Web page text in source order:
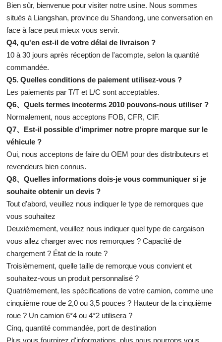
Bien sûr, bienvenue pour visiter notre usine. Nous sommes
situés à Liangshan, province du Shandong, une conversation en
face à face peut mieux vous servir.
Q4, qu'en est-il de votre délai de livraison ?
10 à 30 jours après réception de l'acompte, selon la quantité
commandée.
Q5. Quelles conditions de paiement utilisez-vous ?
Les paiements par T/T et L/C sont acceptables.
Q6、Quels termes incoterms 2010 pouvons-nous utiliser ?
Normalement, nous acceptons FOB, CFR, CIF.
Q7、Est-il possible d’imprimer notre propre marque sur le
véhicule ?
Oui, nous acceptons de faire du OEM pour des distributeurs et
revendeurs bien connus.
Q8、Quelles informations dois-je vous communiquer si je
souhaite obtenir un devis ?
Tout d'abord, veuillez nous indiquer le type de remorques que
vous souhaitez
Deuxièmement, veuillez nous indiquer quel type de cargaison
vous allez charger avec nos remorques ? Capacité de
chargement ? État de la route ?
Troisièmement, quelle taille de remorque vous convient et
souhaitez-vous un produit personnalisé ?
Quatrièmement, les spécifications de votre camion, comme une
cinquième roue de 2,0 ou 3,5 pouces ? Hauteur de la cinquième
roue ? Un camion 6*4 ou 4*2 utilisera ?
Cinq, quantité commandée, port de destination
Plus vous fournirez d'informations, plus nous pourrons vous